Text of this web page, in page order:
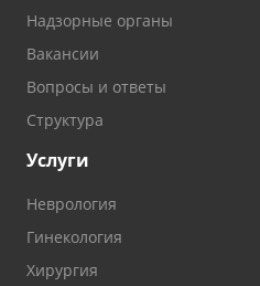
Надзорные органы
Вакансии
Вопросы и ответы
Структура
Услуги
Неврология
Гинекология
Хирургия